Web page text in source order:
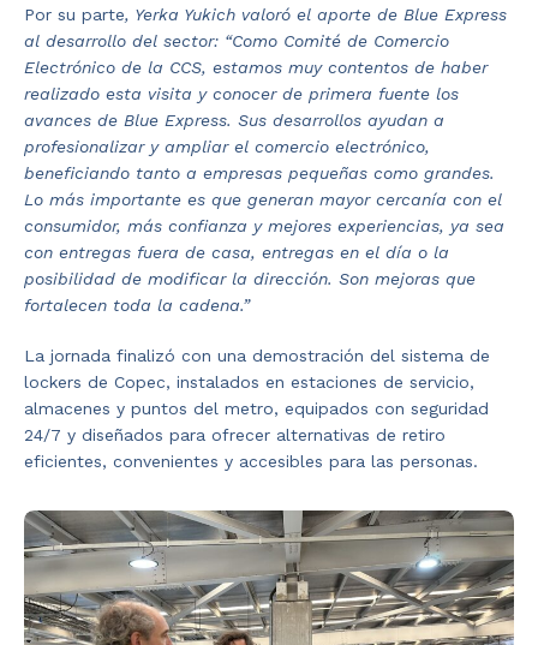
Por su parte, Yerka Yukich valoró el aporte de Blue Express
al desarrollo del sector: “Como Comité de Comercio
Electrónico de la CCS, estamos muy contentos de haber
realizado esta visita y conocer de primera fuente los
avances de Blue Express. Sus desarrollos ayudan a
profesionalizar y ampliar el comercio electrónico,
beneficiando tanto a empresas pequeñas como grandes.
Lo más importante es que generan mayor cercanía con el
consumidor, más confianza y mejores experiencias, ya sea
con entregas fuera de casa, entregas en el día o la
posibilidad de modificar la dirección. Son mejoras que
fortalecen toda la cadena.”
La jornada finalizó con una demostración del sistema de
lockers de Copec, instalados en estaciones de servicio,
almacenes y puntos del metro, equipados con seguridad
24/7 y diseñados para ofrecer alternativas de retiro
eficientes, convenientes y accesibles para las personas.